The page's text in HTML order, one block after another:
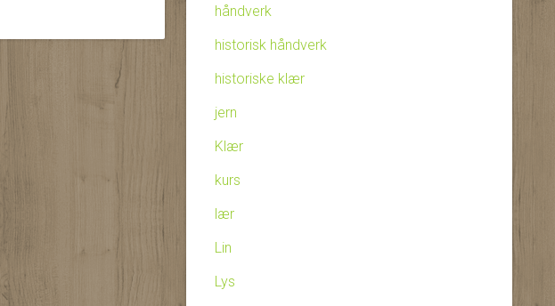
håndverk
historisk håndverk
historiske klær
jern
Klær
kurs
lær
Lin
Lys